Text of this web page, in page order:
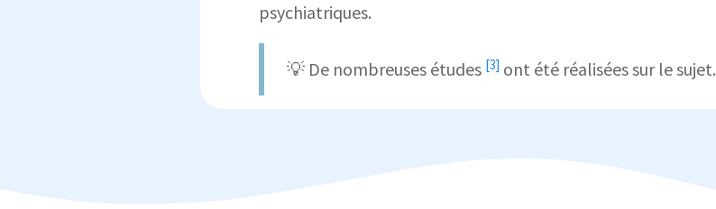
psychiatriques.
💡 De nombreuses études [3] ont été réalisées sur le sujet.